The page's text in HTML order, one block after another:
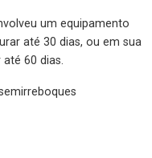
um equipamento
até 30 dias, ou em sua
60 dias.